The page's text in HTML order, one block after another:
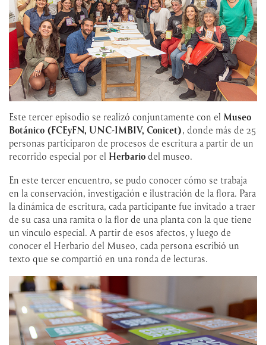
Este tercer episodio se realizó conjuntamente con el Museo
Botánico (FCEyFN, UNC-IMBIV, Conicet), donde más de 25
personas participaron de procesos de escritura a partir de un
recorrido especial por el Herbario del museo.
En este tercer encuentro, se pudo conocer cómo se trabaja
en la conservación, investigación e ilustración de la flora. Para
la dinámica de escritura, cada participante fue invitado a traer
de su casa una ramita o la flor de una planta con la que tiene
un vínculo especial. A partir de esos afectos, y luego de
conocer el Herbario del Museo, cada persona escribió un
texto que se compartió en una ronda de lecturas.